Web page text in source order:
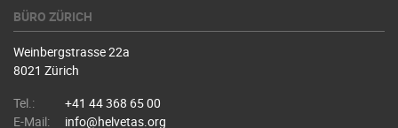
BÜRO ZÜRICH
Weinbergstrasse 22a
8021 Zürich
Tel.:
+41 44 368 65 00
E-Mail:
info@helvetas.org